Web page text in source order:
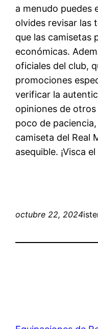
a menudo puedes
olvides revisar las
que las camisetas
económicas.
oficiales del club,
promociones
verificar la
opiniones de
poco de
camiseta del Real
asequible. ¡Visca
octubre 22, 2024